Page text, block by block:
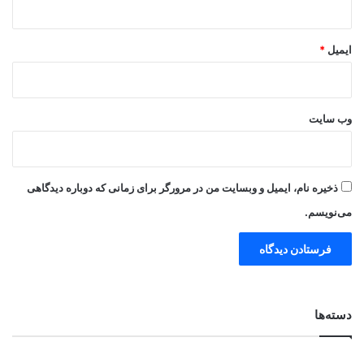
ایمیل *
وب‌ سایت
ذخیره نام، ایمیل و وبسایت من در مرورگر برای زمانی که دوباره دیدگاهی
می‌نویسم.
دسته‌ها